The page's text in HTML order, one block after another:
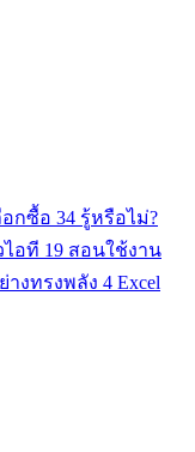
อกซื้อ 34 รู้หรือไม่?
ไอที 19 สอนใช้งาน
างทรงพลัง 4 Excel